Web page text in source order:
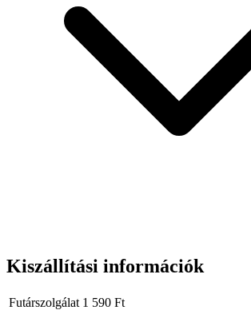
Kiszállítási információk
Futárszolgálat 1 590 Ft